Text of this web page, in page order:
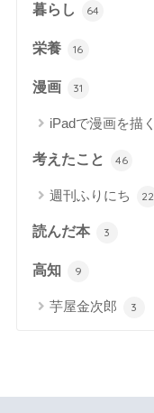
暮らし 64
栄養 16
漫画 31
iPadで漫画を描く
考えたこと 46
週刊ふりにち 22
読んだ本 3
高知 9
芋屋金次郎 3